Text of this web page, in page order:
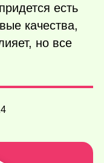
есть
качества,
но все